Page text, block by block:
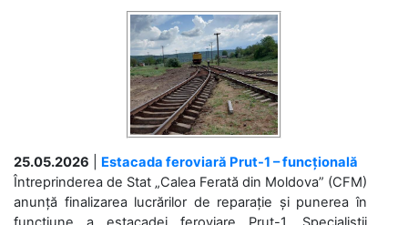
25.05.2026
Estacada feroviară Prut-1 – funcțională
Întreprinderea de Stat „Calea Ferată din Moldova” (CFM)
anunță finalizarea lucrărilor de reparație și punerea în